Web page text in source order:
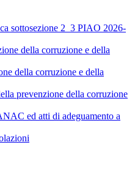
sottosezione 2_3 PIAO 2026-
della corruzione e della
della corruzione e della
prevenzione della corruzione
ed atti di adeguamento a